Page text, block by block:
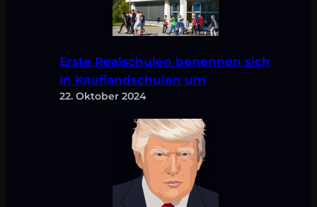
Erste Realschulen benennen sich
in Kauflandschulen um
22. Oktober 2024